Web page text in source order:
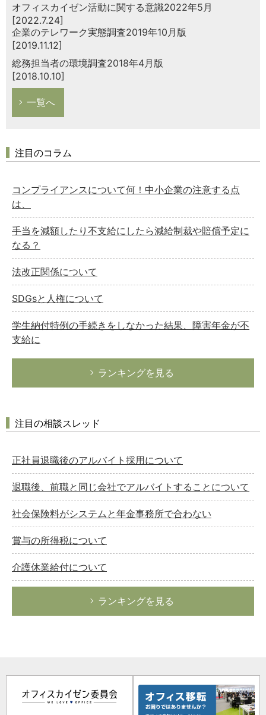
オフィスカイゼン活動に関する意識2022年5月
[2022.7.24]
企業のテレワーク実態調査2019年10月版
[2019.11.12]
総務担当者の環境調査2018年4月版
[2018.10.10]
一覧へ
注目のコラム
コンプライアンスについて何！中小企業の注意する点
は、
手当を減額したり不支給にしたら減給制裁や賠償予定に
なる？
法改正関係について
SDGsと人権について
学生納付特例の手続きをしなかった結果、障害年金が不
支給に
ランキングを見る
注目の相談スレッド
正社員退職後のアルバイト採用について
退職後、前職と同じ会社でアルバイトすることについて
社会保険料がシステムと年金事務所で合わない
賞与の所得税について
介護休業給付について
ランキングを見る